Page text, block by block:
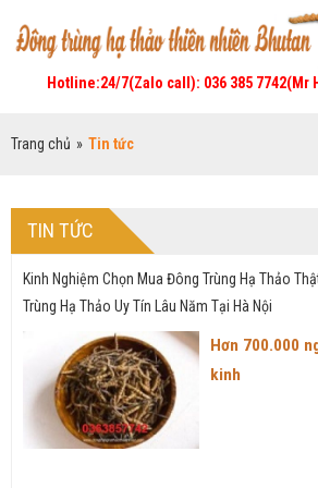
Hotline:24/7(Zalo call): 036 385 7742(Mr
Trang chủ » Tin tức
TIN TỨC
Kinh Nghiệm Chọn Mua Đông Trùng Hạ Thảo
Trùng Hạ Thảo Uy Tín Lâu Năm Tại Hà Nội
Hơn 700.000
kinh